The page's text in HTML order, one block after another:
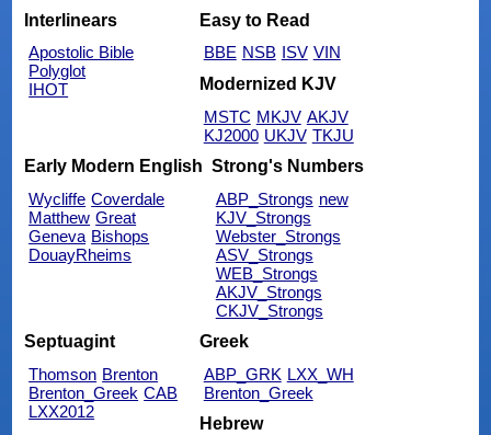
Interlinears
Apostolic Bible
Polyglot
IHOT
Easy to Read
BBE NSB ISV VIN
Modernized KJV
MSTC MKJV AKJV
KJ2000 UKJV TKJU
Early Modern English
Wycliffe Coverdale
Matthew Great
Geneva Bishops
DouayRheims
Strong's Numbers
ABP_Strongs new
KJV_Strongs
Webster_Strongs
ASV_Strongs
WEB_Strongs
AKJV_Strongs
CKJV_Strongs
Septuagint
Thomson Brenton
Brenton_Greek CAB
LXX2012
Greek
ABP_GRK LXX_WH
Brenton_Greek
Hebrew